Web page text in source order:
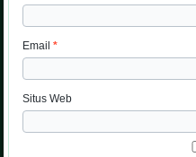
Email*
Situs Web